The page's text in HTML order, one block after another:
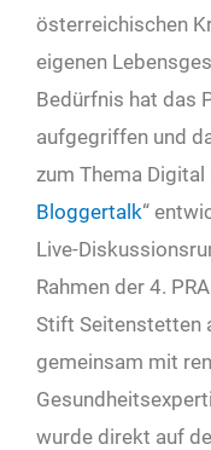
österreichischen
eigenen
Bedürfnis hat das
aufgegriffen und
zum Thema
Bloggertalk“
Live-
Rahmen der 4.
Stift Seitenstetten
gemeinsam mit
wurde direkt auf